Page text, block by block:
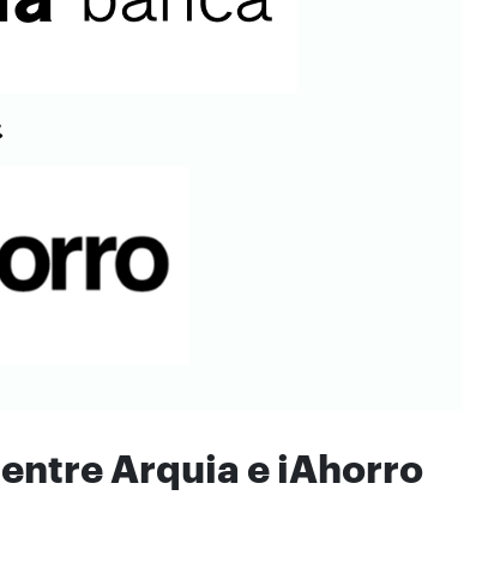
Arquia e iAhorro